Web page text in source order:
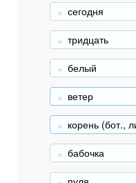
сегодня
тридцать
белый
ветер
корень (бот.,
в., переносн.)
бабочка